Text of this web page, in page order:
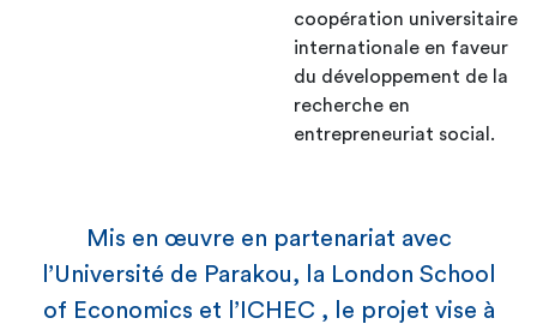
coopération universitaire
internationale en faveur
du développement de la
recherche en
entrepreneuriat social.
Mis en œuvre en partenariat avec
l’Université de Parakou, la London School
of Economics et l’ICHEC , le projet vise à